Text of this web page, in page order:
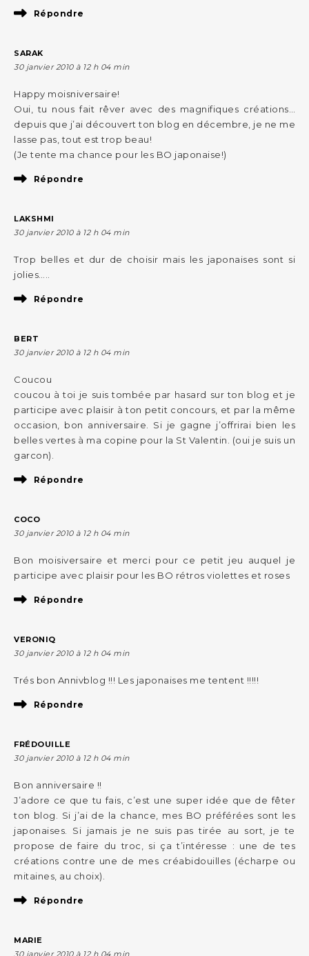
Répondre
SARAK
30 janvier 2010 à 12 h 04 min
Happy moisniversaire!
Oui, tu nous fait rêver avec des magnifiques créations…
depuis que j’ai découvert ton blog en décembre, je ne me
lasse pas, tout est trop beau!
(Je tente ma chance pour les BO japonaise!)
Répondre
LAKSHMI
30 janvier 2010 à 12 h 04 min
Trop belles et dur de choisir mais les japonaises sont si
jolies…..
Répondre
BERT
30 janvier 2010 à 12 h 04 min
Coucou
coucou à toi je suis tombée par hasard sur ton blog et je
participe avec plaisir à ton petit concours, et par la même
occasion, bon anniversaire. Si je gagne j’offrirai bien les
belles vertes à ma copine pour la St Valentin. (oui je suis un
garcon).
Répondre
COCO
30 janvier 2010 à 12 h 04 min
Bon moisiversaire et merci pour ce petit jeu auquel je
participe avec plaisir pour les BO rétros violettes et roses
Répondre
VERONIQ
30 janvier 2010 à 12 h 04 min
Trés bon Annivblog !!! Les japonaises me tentent !!!!!
Répondre
FRÉDOUILLE
30 janvier 2010 à 12 h 04 min
Bon anniversaire !!
J’adore ce que tu fais, c’est une super idée que de fêter
ton blog. Si j’ai de la chance, mes BO préférées sont les
japonaises. Si jamais je ne suis pas tirée au sort, je te
propose de faire du troc, si ça t’intéresse : une de tes
créations contre une de mes créabidouilles (écharpe ou
mitaines, au choix).
Répondre
MARIE
30 janvier 2010 à 12 h 04 min